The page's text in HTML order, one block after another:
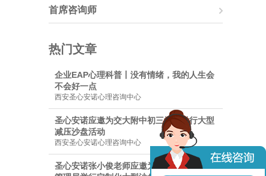
首席咨询师
热门文章
企业EAP心理科普丨没有情绪，我的人生会
不会好一点
西安圣心安诺心理咨询中心
圣心安诺应邀为交大附中初三学生举行大型
减压沙盘活动
西安圣心安诺心理咨询中心
圣心安诺张小俊老师应邀为灞桥区市场监督